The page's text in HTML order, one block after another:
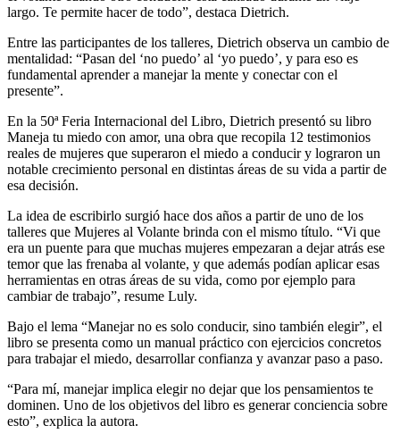
largo. Te permite hacer de todo”, destaca Dietrich.
Entre las participantes de los talleres, Dietrich observa un cambio de
mentalidad: “Pasan del ‘no puedo’ al ‘yo puedo’, y para eso es
fundamental aprender a manejar la mente y conectar con el
presente”.
En la 50ª Feria Internacional del Libro, Dietrich presentó su libro
Maneja tu miedo con amor, una obra que recopila 12 testimonios
reales de mujeres que superaron el miedo a conducir y lograron un
notable crecimiento personal en distintas áreas de su vida a partir de
esa decisión.
La idea de escribirlo surgió hace dos años a partir de uno de los
talleres que Mujeres al Volante brinda con el mismo título. “Vi que
era un puente para que muchas mujeres empezaran a dejar atrás ese
temor que las frenaba al volante, y que además podían aplicar esas
herramientas en otras áreas de su vida, como por ejemplo para
cambiar de trabajo”, resume Luly.
Bajo el lema “Manejar no es solo conducir, sino también elegir”, el
libro se presenta como un manual práctico con ejercicios concretos
para trabajar el miedo, desarrollar confianza y avanzar paso a paso.
“Para mí, manejar implica elegir no dejar que los pensamientos te
dominen. Uno de los objetivos del libro es generar conciencia sobre
esto”, explica la autora.